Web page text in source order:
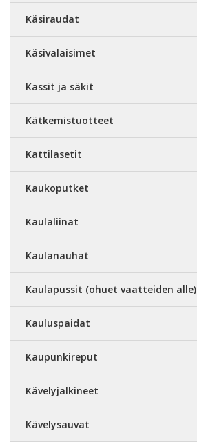
Käsiraudat
Käsivalaisimet
Kassit ja säkit
Kätkemistuotteet
Kattilasetit
Kaukoputket
Kaulaliinat
Kaulanauhat
Kaulapussit (ohuet vaatteiden alle)
Kauluspaidat
Kaupunkireput
Kävelyjalkineet
Kävelysauvat